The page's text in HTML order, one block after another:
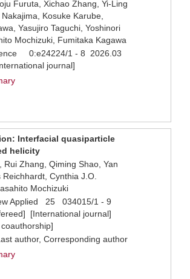
Furuta, Xichao Zhang, Yi‐Ling
Kosuke Karube,
Yasujiro Taguchi, Yoshinori
Mochizuki, Fumitaka Kagawa
0:e24224/1 - 8 2026.03
journal]
Interfacial quasiparticle
helicity
Rui Zhang, Qiming Shao, Yan
Cynthia J.O.
Mochizuki
Applied 25 034015/1 - 9
[International journal]
author, Corresponding author